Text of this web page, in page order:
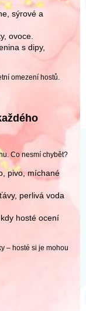
sýrové a
ovoce.
s dipy,
omezení hostů.
Co nesmí chybět?
pivo, míchané
perlivá voda
hosté ocení
– hosté si je mohou